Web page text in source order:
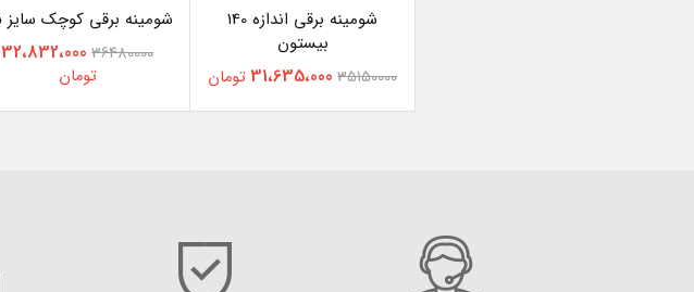
شومینه برقی اندازه 140
بیستون
35150000 31،635،000تومان
شومینه برقی کوچک سایز 85
36480000 32،832،000
تومان